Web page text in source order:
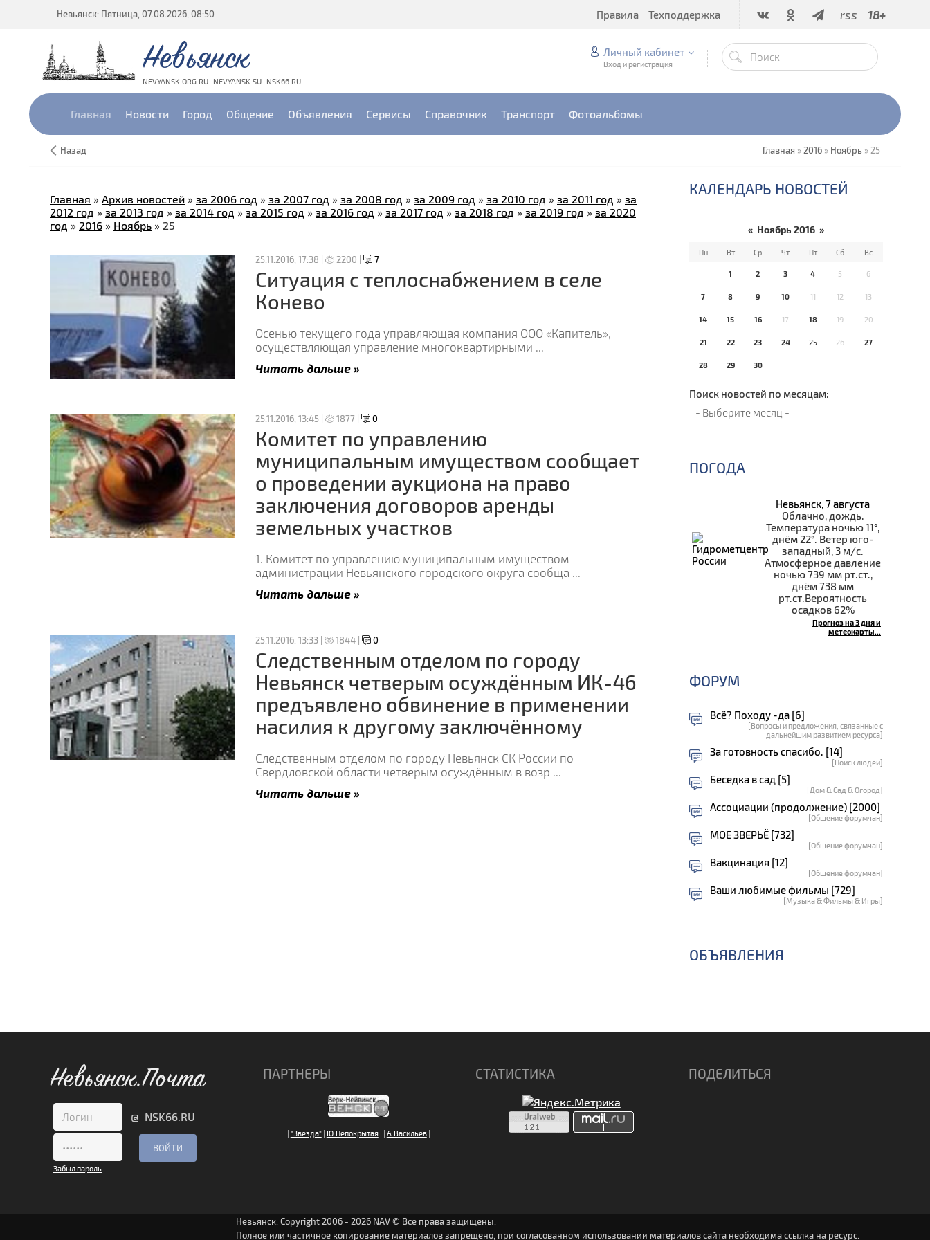
Невьянск: Пятница, 07.08.2026, 08:50 rss 18+
Правила Техподдержка
Невьянск
NEVYANSK.ORG.RU · NEVYANSK.SU · NSK66.RU
Личный кабинет
Вход и регистрация
Главная Новости Город Общение Объявления Сервисы Справочник Транспорт Фотоальбомы
Назад Главная » 2016 » Ноябрь » 25
Главная » Архив новостей » за 2006 год » за 2007 год » за 2008 год » за 2009 год » за 2010 год » за 2011 год » за
2012 год » за 2013 год » за 2014 год » за 2015 год » за 2016 год » за 2017 год » за 2018 год » за 2019 год » за 2020
год » 2016 » Ноябрь » 25
25.11.2016, 17:38 | 2200 | 7
Ситуация с теплоснабжением в селе
Конево
Осенью текущего года управляющая компания ООО «Капитель»,
осуществляющая управление многоквартирными ...
Читать дальше »
25.11.2016, 13:45 | 1877 | 0
Комитет по управлению
муниципальным имуществом сообщает
о проведении аукциона на право
заключения договоров аренды
земельных участков
1. Комитет по управлению муниципальным имуществом
администрации Невьянского городского округа сообща ...
Читать дальше »
25.11.2016, 13:33 | 1844 | 0
Следственным отделом по городу
Невьянск четверым осуждённым ИК-46
предъявлено обвинение в применении
насилия к другому заключённому
Следственным отделом по городу Невьянск СК России по
Свердловской области четверым осуждённым в возр ...
Читать дальше »
КАЛЕНДАРЬ НОВОСТЕЙ
« Ноябрь 2016 »
Пн Вт Ср Чт Пт Сб Вс
1 2 3 4 5 6
7 8 9 10 11 12 13
14 15 16 17 18 19 20
21 22 23 24 25 26 27
28 29 30
Поиск новостей по месяцам:
ПОГОДА
Невьянск, 7 августа
Облачно, дождь.
Температура ночью 11°,
днём 22°. Ветер юго-
западный, 3 м/с.
Атмосферное давление
ночью 739 мм рт.ст.,
днём 738 мм
рт.ст.Вероятность
осадков 62%
Прогноз на 3 дня и
метеокарты...
ФОРУМ
Всё? Походу -да [6]
[Вопросы и предложения, связанные с
дальнейшим развитием ресурса]
За готовность спасибо. [14]
[Поиск людей]
Беседка в сад [5]
[Дом & Сад & Огород]
Ассоциации (продолжение) [2000]
[Общение форумчан]
МОЕ ЗВЕРЬЁ [732]
[Общение форумчан]
Вакцинация [12]
[Общение форумчан]
Ваши любимые фильмы [729]
[Музыка & Фильмы & Игры]
ОБЪЯВЛЕНИЯ
Невьянск.Почта
@ NSK66.RU
Забыл пароль
ПАРТНЕРЫ
| "Звезда"| Ю.Непокрытая| | А.Васильев|
СТАТИСТИКА ПОДЕЛИТЬСЯ
Невьянск. Copyright 2006 - 2026 NAV © Все права защищены.
Полное или частичное копирование материалов запрещено, при согласованном использовании материалов сайта необходима ссылка на ресурс.